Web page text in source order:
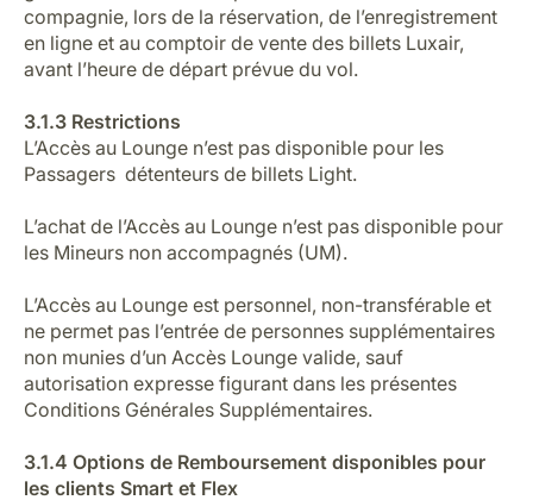
compagnie, lors de la réservation, de l’enregistrement
en ligne et au comptoir de vente des billets Luxair,
avant l’heure de départ prévue du vol.
3.1.3 Restrictions
L’Accès au Lounge n’est pas disponible pour les
Passagers détenteurs de billets Light.
L’achat de l’Accès au Lounge n’est pas disponible pour
les Mineurs non accompagnés (UM).
L’Accès au Lounge est personnel, non-transférable et
ne permet pas l’entrée de personnes supplémentaires
non munies d’un Accès Lounge valide, sauf
autorisation expresse figurant dans les présentes
Conditions Générales Supplémentaires.
3.1.4 Options de Remboursement disponibles pour
les clients Smart et Flex